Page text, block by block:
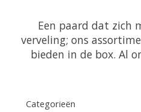
Een paard dat zich
verveling; ons
bieden in de box. Al
Categorieën